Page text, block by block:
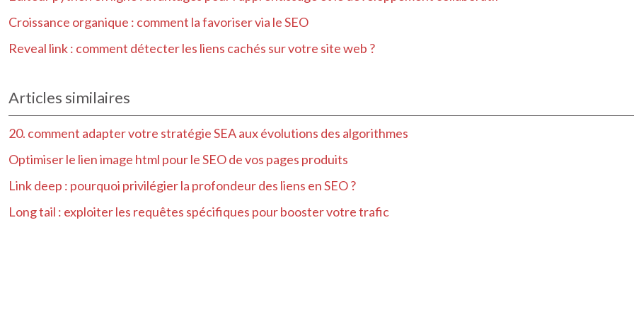
Croissance organique : comment la favoriser via le SEO
Reveal link : comment détecter les liens cachés sur votre site web ?
Articles similaires
20. comment adapter votre stratégie SEA aux évolutions des algorithmes
Optimiser le lien image html pour le SEO de vos pages produits
Link deep : pourquoi privilégier la profondeur des liens en SEO ?
Long tail : exploiter les requêtes spécifiques pour booster votre trafic